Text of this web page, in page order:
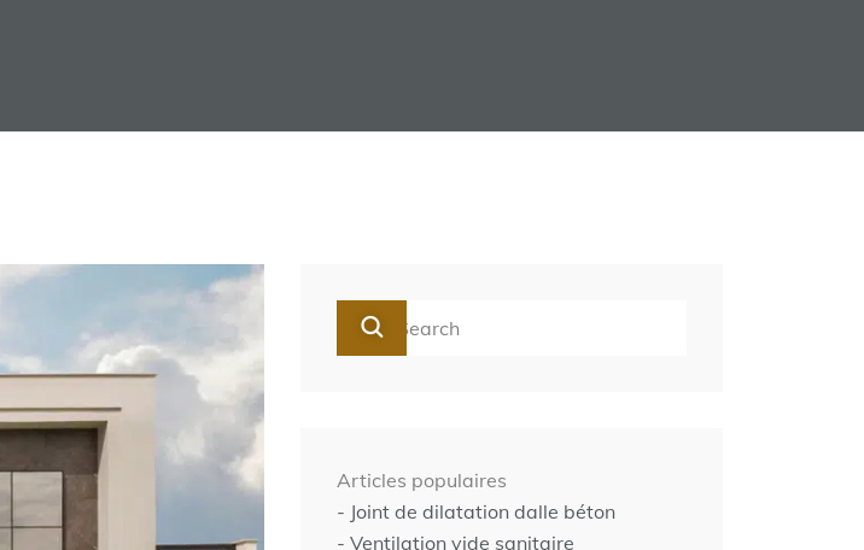
Articles populaires
- Joint de dilatation dalle béton
- Ventilation vide sanitaire